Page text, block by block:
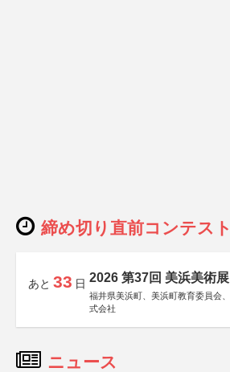
締め切り直前コンテスト
あと 33 日 2026 第37回 美浜美術展
福井県美浜町、美浜町教育委員会
式会社
ニュース